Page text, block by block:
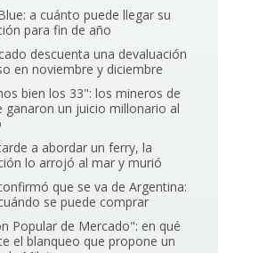
a cuánto puede llegar su
para fin de año
descuenta una devaluación
en noviembre y diciembre
bien los 33": los mineros de
ganaron un juicio millonario al
a abordar un ferry, la
lo arrojó al mar y murió
que se va de Argentina:
se puede comprar
Popular de Mercado": en qué
el blanqueo que propone un